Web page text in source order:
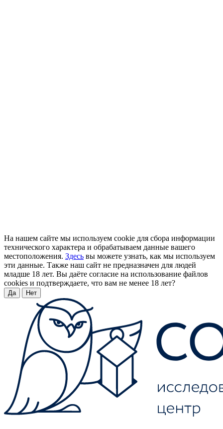
На нашем сайте мы используем cookie для сбора информации
технического характера и обрабатываем данные вашего
местоположения. Здесь вы можете узнать, как мы используем
эти данные. Также наш сайт не предназначен для людей
младше 18 лет. Вы даёте согласие на использование файлов
cookies и подтверждаете, что вам не менее 18 лет?
Да Нет